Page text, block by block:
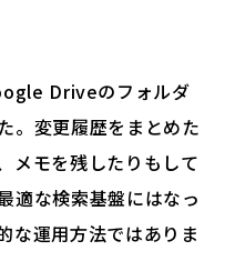
Driveのフォルダ
。変更履歴をまとめた
メモを残したりもして
適な検索基盤にはなっ
な運用方法ではありま